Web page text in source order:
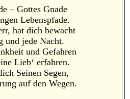
– Gottes Gnade
Lebenspfade.
hat dich bewacht
und jede Nacht.
und Gefahren
Lieb‘ erfahren.
Seinen Segen,
auf den Wegen.